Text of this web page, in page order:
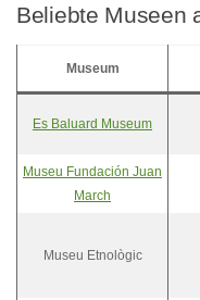
Beliebte Museen
Museum
Es Baluard Museum
Museu Fundación Juan
March
Museu Etnològic